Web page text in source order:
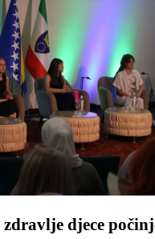
djece